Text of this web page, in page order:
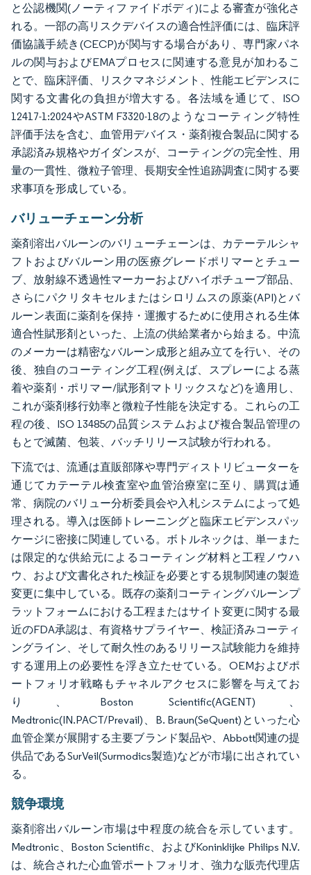
と公認機関(ノーティファイドボディ)による審査が強化さ
れる。一部の高リスクデバイスの適合性評価には、臨床評
価協議手続き(CECP)が関与する場合があり、専門家パネ
ルの関与およびEMAプロセスに関連する意見が加わるこ
とで、臨床評価、リスクマネジメント、性能エビデンスに
関する文書化の負担が増大する。各法域を通じて、ISO
12417-1:2024やASTM F3320-18のようなコーティング特性
評価手法を含む、血管用デバイス・薬剤複合製品に関する
承認済み規格やガイダンスが、コーティングの完全性、用
量の一貫性、微粒子管理、長期安全性追跡調査に関する要
求事項を形成している。
バリューチェーン分析
薬剤溶出バルーンのバリューチェーンは、カテーテルシャ
フトおよびバルーン用の医療グレードポリマーとチュー
ブ、放射線不透過性マーカーおよびハイポチューブ部品、
さらにパクリタキセルまたはシロリムスの原薬(API)とバ
ルーン表面に薬剤を保持・運搬するために使用される生体
適合性賦形剤といった、上流の供給業者から始まる。中流
のメーカーは精密なバルーン成形と組み立てを行い、その
後、独自のコーティング工程(例えば、スプレーによる蒸
着や薬剤・ポリマー/賦形剤マトリックスなど)を適用し、
これが薬剤移行効率と微粒子性能を決定する。これらの工
程の後、ISO 13485の品質システムおよび複合製品管理の
もとで滅菌、包装、バッチリリース試験が行われる。
下流では、流通は直販部隊や専門ディストリビューターを
通じてカテーテル検査室や血管治療室に至り、購買は通
常、病院のバリュー分析委員会や入札システムによって処
理される。導入は医師トレーニングと臨床エビデンスパッ
ケージに密接に関連している。ボトルネックは、単一また
は限定的な供給元によるコーティング材料と工程ノウハ
ウ、および文書化された検証を必要とする規制関連の製造
変更に集中している。既存の薬剤コーティングバルーンプ
ラットフォームにおける工程またはサイト変更に関する最
近のFDA承認は、有資格サプライヤー、検証済みコーティ
ングライン、そして耐久性のあるリリース試験能力を維持
する運用上の必要性を浮き立たせている。OEMおよびポ
ートフォリオ戦略もチャネルアクセスに影響を与えてお
り、Boston Scientific(AGENT)、
Medtronic(IN.PACT/Prevail)、B. Braun(SeQuent)といった心
血管企業が展開する主要ブランド製品や、Abbott関連の提
供品であるSurVeil(Surmodics製造)などが市場に出されてい
る。
競争環境
薬剤溶出バルーン市場は中程度の統合を示しています。
Medtronic、Boston Scientific、およびKoninklijke Philips N.V.
は、統合された心血管ポートフォリオ、強力な販売代理店